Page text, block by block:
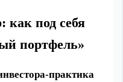
как под себя
портфель»